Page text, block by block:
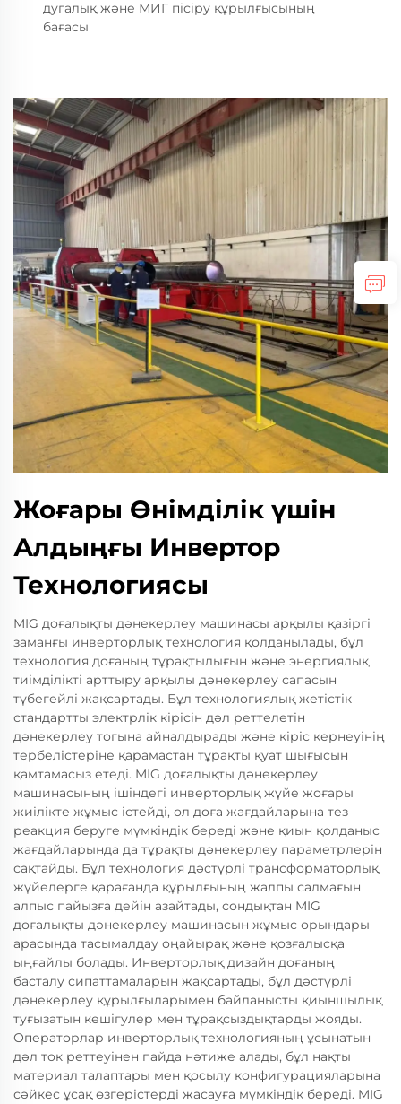
дугалық және МИГ пісіру құрылғысының
бағасы
Жоғары Өнімділік үшін
Алдыңғы Инвертор
Технологиясы
MIG доғалықты дәнекерлеу машинасы арқылы қазіргі
заманғы инверторлық технология қолданылады, бұл
технология доғаның тұрақтылығын және энергиялық
тиімділікті арттыру арқылы дәнекерлеу сапасын
түбегейлі жақсартады. Бұл технологиялық жетістік
стандартты электрлік кірісін дәл реттелетін
дәнекерлеу тогына айналдырады және кіріс кернеуінің
тербелістеріне қарамастан тұрақты қуат шығысын
қамтамасыз етеді. MIG доғалықты дәнекерлеу
машинасының ішіндегі инверторлық жүйе жоғары
жиілікте жұмыс істейді, ол доға жағдайларына тез
реакция беруге мүмкіндік береді және қиын қолданыс
жағдайларында да тұрақты дәнекерлеу параметрлерін
сақтайды. Бұл технология дәстүрлі трансформаторлық
жүйелерге қарағанда құрылғының жалпы салмағын
алпыс пайызға дейін азайтады, сондықтан MIG
доғалықты дәнекерлеу машинасын жұмыс орындары
арасында тасымалдау оңайырақ және қозғалысқа
ыңғайлы болады. Инверторлық дизайн доғаның
басталу сипаттамаларын жақсартады, бұл дәстүрлі
дәнекерлеу құрылғыларымен байланысты қиыншылық
туғызатын кешігулер мен тұрақсыздықтарды жояды.
Операторлар инверторлық технологияның ұсынатын
дәл ток реттеуінен пайда нәтиже алады, бұл нақты
материал талаптары мен қосылу конфигурацияларына
сәйкес ұсақ өзгерістерді жасауға мүмкіндік береді. MIG